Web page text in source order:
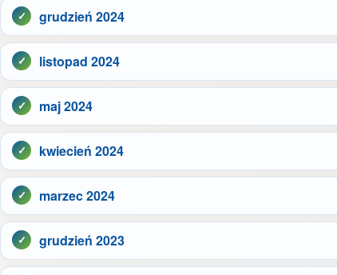
grudzień 2024
listopad 2024
maj 2024
kwiecień 2024
marzec 2024
grudzień 2023